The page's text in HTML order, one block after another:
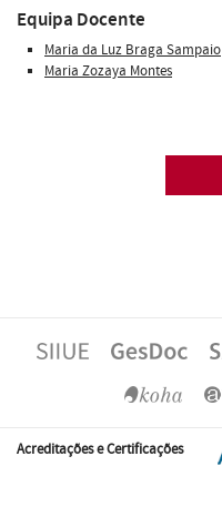
Equipa Docente
Maria da Luz Braga Sampaio
Maria Zozaya Montes
Acreditações e Certificações